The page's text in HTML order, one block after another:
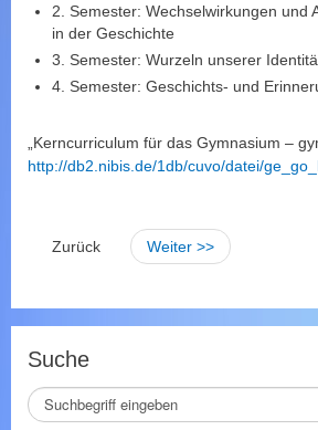
2. Semester: Wechselwirkungen und
in der Geschichte
3. Semester: Wurzeln unserer
4. Semester: Geschichts- und
„Kerncurriculum für das Gymnasium –
http://db2.nibis.de/1db/cuvo/datei/
Zurück Weiter >>
Suche
S
e